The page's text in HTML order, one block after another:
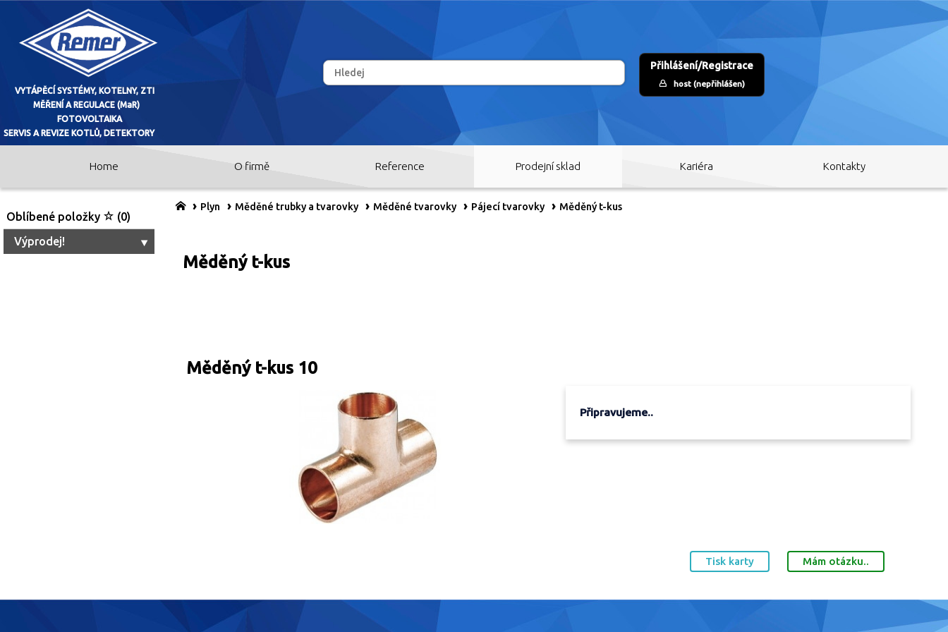
MĚŘENÍ A REGULACE (MaR)
FOTOVOLTAIKA
SERVIS A REVIZE KOTLŮ, DETEKTORY
Přihlášení/Registrace
host (nepřihlášen)
Home O firmě Reference Prodejní sklad Kariéra Kontakty
Oblíbené položky
(0)
Výprodej!
Plyn Měděné trubky a tvarovky Měděné tvarovky Pájecí tvarovky Měděný t-kus
Měděný t-kus
Měděný t-kus 10
Připravujeme..
Tisk karty Mám otázku..